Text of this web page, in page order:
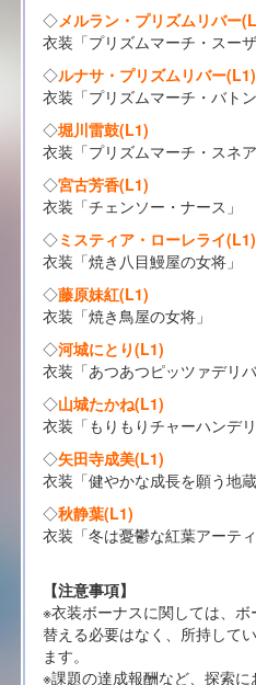
◇メルラン・プリズムリバー
衣装「プリズムマーチ・スーザ
◇ルナサ・プリズムリバー(L1)
衣装「プリズムマーチ・バトン
◇堀川雷鼓(L1)
衣装「プリズムマーチ・スネア
◇宮古芳香(L1)
衣装「チェンソー・ナース」
◇ミスティア・ローレライ(L1)
衣装「焼き八目鰻屋の女将」
◇藤原妹紅(L1)
衣装「焼き鳥屋の女将」
◇河城にとり(L1)
衣装「あつあつピッツァデリバ
◇山城たかね(L1)
衣装「もりもりチャーハンデリ
◇矢田寺成美(L1)
衣装「健やかな成長を願う地蔵
◇秋静葉(L1)
衣装「冬は憂鬱な紅葉アーティ
【注意事項】
※衣装ボーナスに関しては、
替える必要はなく、所持して
ます。
※課題の達成報酬など、探索